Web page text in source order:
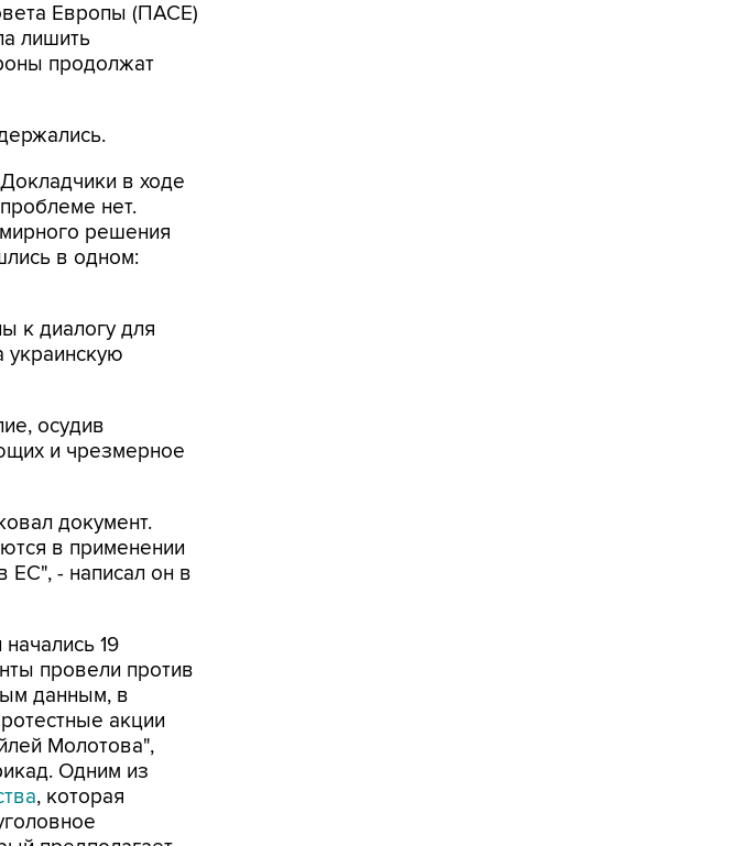
Европы (ПАСЕ)
лишить
продолжат
в ходе
нет.
решения
в одном:
к диалогу для
украинскую
осудив
и чрезмерное
документ.
в применении
ЕС", - написал он в
19
провели против
данным, в
акции
Молотова",
Одним из
, которая